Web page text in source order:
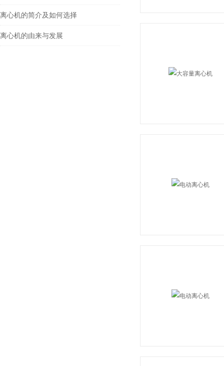
离心机的简介及如何选择
离心机的由来与发展